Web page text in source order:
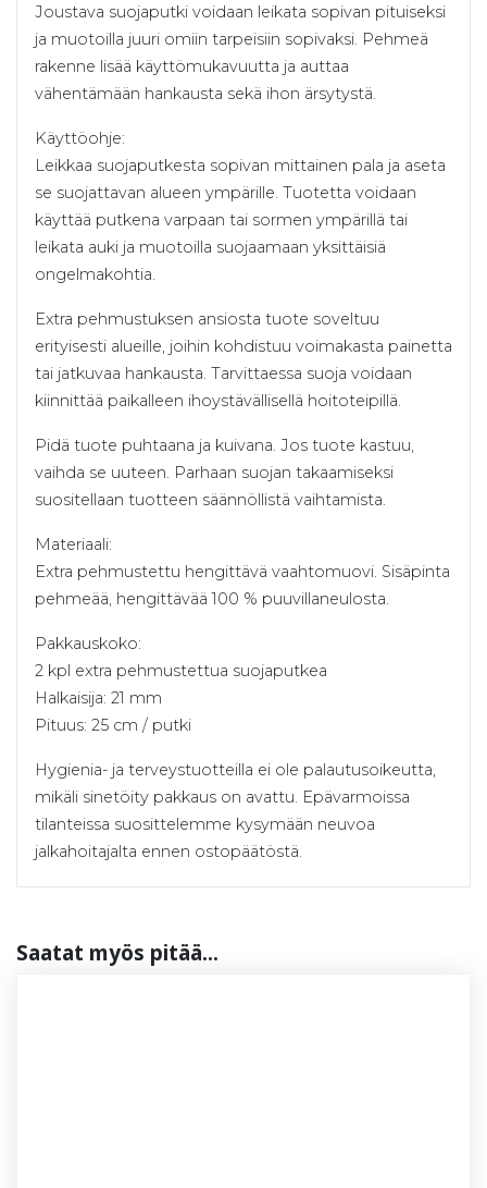
Joustava suojaputki voidaan leikata sopivan pituiseksi
ja muotoilla juuri omiin tarpeisiin sopivaksi. Pehmeä
rakenne lisää käyttömukavuutta ja auttaa
vähentämään hankausta sekä ihon ärsytystä.
Käyttöohje:
Leikkaa suojaputkesta sopivan mittainen pala ja aseta
se suojattavan alueen ympärille. Tuotetta voidaan
käyttää putkena varpaan tai sormen ympärillä tai
leikata auki ja muotoilla suojaamaan yksittäisiä
ongelmakohtia.
Extra pehmustuksen ansiosta tuote soveltuu
erityisesti alueille, joihin kohdistuu voimakasta painetta
tai jatkuvaa hankausta. Tarvittaessa suoja voidaan
kiinnittää paikalleen ihoystävällisellä hoitoteipillä.
Pidä tuote puhtaana ja kuivana. Jos tuote kastuu,
vaihda se uuteen. Parhaan suojan takaamiseksi
suositellaan tuotteen säännöllistä vaihtamista.
Materiaali:
Extra pehmustettu hengittävä vaahtomuovi. Sisäpinta
pehmeää, hengittävää 100 % puuvillaneulosta.
Pakkauskoko:
2 kpl extra pehmustettua suojaputkea
Halkaisija: 21 mm
Pituus: 25 cm / putki
Hygienia- ja terveystuotteilla ei ole palautusoikeutta,
mikäli sinetöity pakkaus on avattu. Epävarmoissa
tilanteissa suosittelemme kysymään neuvoa
jalkahoitajalta ennen ostopäätöstä.
Saa­tat myös pi­tää...